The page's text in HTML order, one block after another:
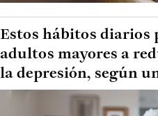
Estos hábitos diarios
adultos mayores a
la depresión, según